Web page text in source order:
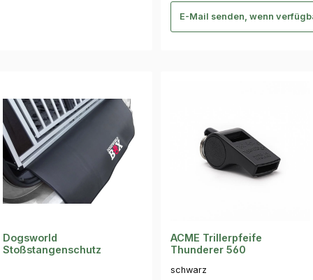
E-Mail senden, wenn
Dogsworld
Stoßstangenschutz
ACME Trillerpfeife
Thunderer 560
schwarz